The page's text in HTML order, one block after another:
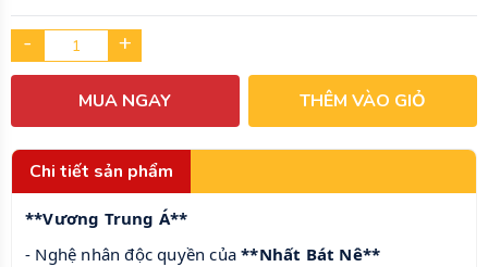
- +
MUA NGAY THÊM VÀO GIỎ
Chi tiết sản phẩm
**Vương Trung Á**
- Nghệ nhân độc quyền của**Nhất Bát Nê**